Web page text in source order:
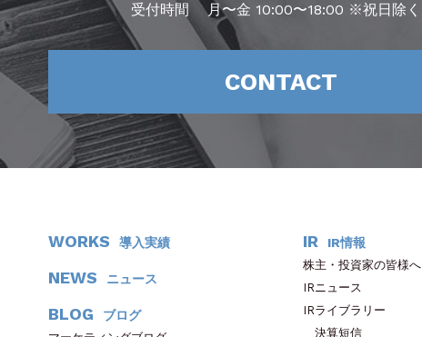
受付時間 月〜金 10:00〜18:00 ※祝日除く
CONTACT
WORKS 導入実績
NEWS ニュース
BLOG ブログ
IR IR情報
株主・投資家の皆様へ
IRニュース
IRライブラリー
決算短信